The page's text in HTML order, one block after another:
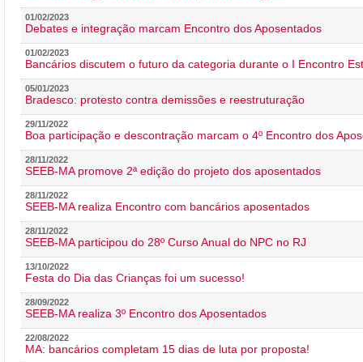
01/02/2023
Debates e integração marcam Encontro dos Aposentados
01/02/2023
Bancários discutem o futuro da categoria durante o I Encontro
05/01/2023
Bradesco: protesto contra demissões e reestruturação
29/11/2022
Boa participação e descontração marcam o 4º Encontro dos
28/11/2022
SEEB-MA promove 2ª edição do projeto dos aposentados
28/11/2022
SEEB-MA realiza Encontro com bancários aposentados
28/11/2022
SEEB-MA participou do 28º Curso Anual do NPC no RJ
13/10/2022
Festa do Dia das Crianças foi um sucesso!
28/09/2022
SEEB-MA realiza 3º Encontro dos Aposentados
22/08/2022
MA: bancários completam 15 dias de luta por proposta!